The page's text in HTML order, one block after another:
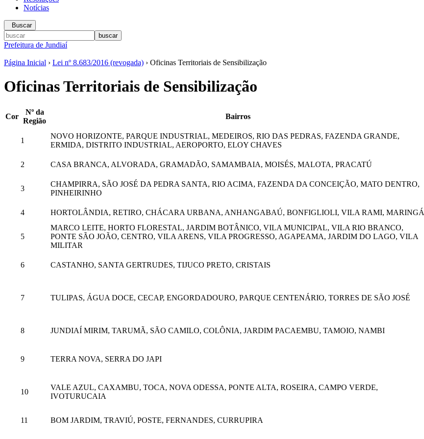
Notícias
Buscar
Prefeitura de Jundiaí
Página Inicial › Lei nº 8.683/2016 (revogada) › Oficinas Territoriais de Sensibilização
Oficinas Territoriais de Sensibilização
Cor
Nº da
Região
Bairros
1
NOVO HORIZONTE, PARQUE INDUSTRIAL, MEDEIROS, RIO DAS PEDRAS, FAZENDA GRANDE,
ERMIDA, DISTRITO INDUSTRIAL, AEROPORTO, ELOY CHAVES
2 CASA BRANCA, ALVORADA, GRAMADÃO, SAMAMBAIA, MOISÉS, MALOTA, PRACATÚ
3
CHAMPIRRA, SÃO JOSÉ DA PEDRA SANTA, RIO ACIMA, FAZENDA DA CONCEIÇÃO, MATO DENTRO,
PINHEIRINHO
4 HORTOLÂNDIA, RETIRO, CHÁCARA URBANA, ANHANGABAÚ, BONFIGLIOLI, VILA RAMI, MARINGÁ
5
MARCO LEITE, HORTO FLORESTAL, JARDIM BOTÂNICO, VILA MUNICIPAL, VILA RIO BRANCO,
PONTE SÃO JOÃO, CENTRO, VILA ARENS, VILA PROGRESSO, AGAPEAMA, JARDIM DO LAGO, VILA
MILITAR
6 CASTANHO, SANTA GERTRUDES, TIJUCO PRETO, CRISTAIS
7 TULIPAS, ÁGUA DOCE, CECAP, ENGORDADOURO, PARQUE CENTENÁRIO, TORRES DE SÃO JOSÉ
8 JUNDIAÍ MIRIM, TARUMÃ, SÃO CAMILO, COLÔNIA, JARDIM PACAEMBU, TAMOIO, NAMBI
9 TERRA NOVA, SERRA DO JAPI
10
VALE AZUL, CAXAMBU, TOCA, NOVA ODESSA, PONTE ALTA, ROSEIRA, CAMPO VERDE,
IVOTURUCAIA
11 BOM JARDIM, TRAVIÚ, POSTE, FERNANDES, CURRUPIRA